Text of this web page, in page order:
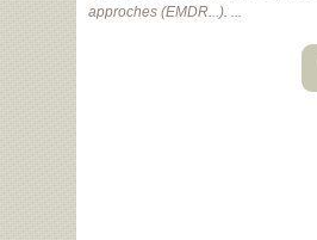
approches (EMDR...). ...